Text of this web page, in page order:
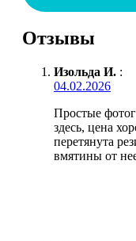
Отзывы
Изольда И. :
04.02.2026
Простые
здесь, цена
перетянута
вмятины от